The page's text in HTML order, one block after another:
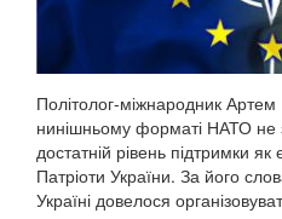
Політолог-міжнародник
нинішньому форматі НАТО не
достатній рівень підтримки
Патріоти України. За його
Україні довелося